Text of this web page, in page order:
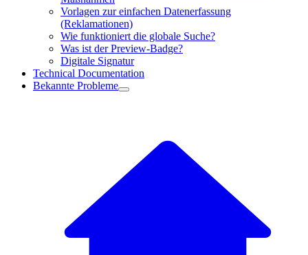
Vorlagen zur einfachen Datenerfassung
(Reklamationen)
Wie funktioniert die globale Suche?
Was ist der Preview-Badge?
Digitale Signatur
Technical Documentation
Bekannte Probleme